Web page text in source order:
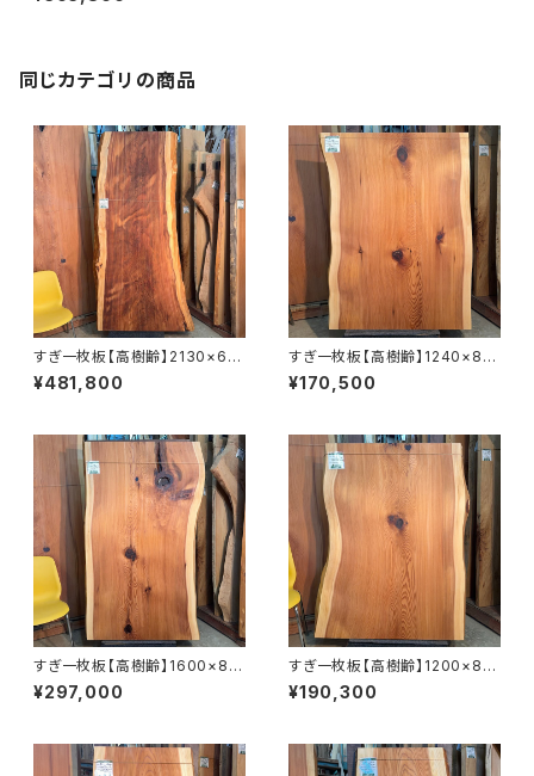
仕上げ】
同じカテゴリの商品
すぎ一枚板【高樹齢】2130×68
0~1020×65㎜【オイル塗装 仕
上げ済み】
¥481,800
すぎ一枚板【高樹齢】1240×88
0~920×55㎜【オイル塗装 仕上
げ済み】
¥170,500
すぎ一枚板【高樹齢】1600×88
0~950×56㎜【オイル塗装 仕
上げ済み】
¥297,000
すぎ一枚板【高樹齢】1200×810
~920×55㎜【オイル塗装 仕上
げ済み】
¥190,300